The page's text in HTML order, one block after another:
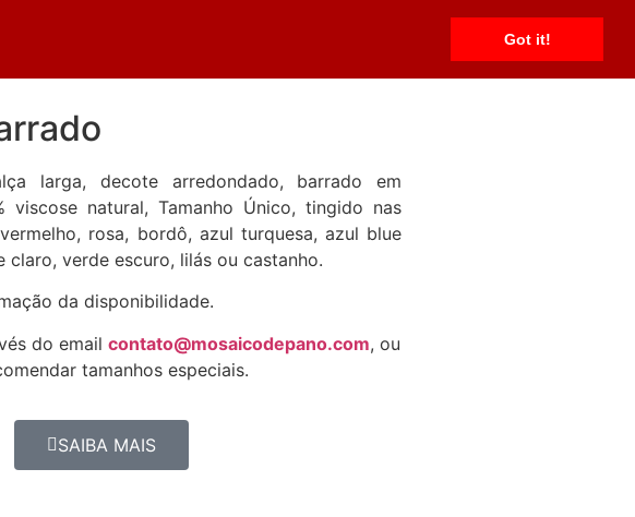
Got it!
Fale Conosco
larga, decote arredondado, barrado em
viscose natural, Tamanho Único, tingido nas
rosa, bordô, azul turquesa, azul blue
claro, verde escuro, lilás ou castanho.
da disponibilidade.
do email contato@mosaicodepano.com, ou
tamanhos especiais.
SAIBA MAIS